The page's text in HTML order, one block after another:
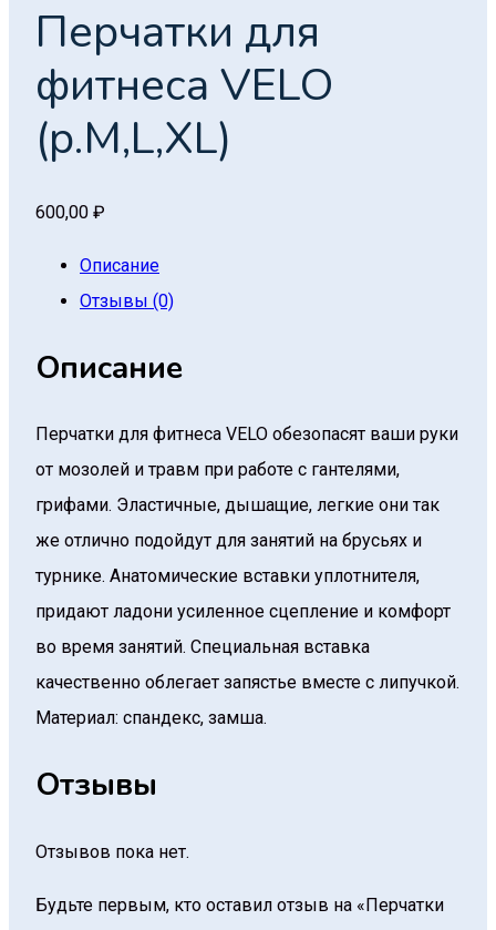
Перчатки для
фитнеса VELO
(р.M,L,XL)
600,00 ₽
Описание
Отзывы (0)
Описание
Перчатки для фитнеса VELO обезопасят ваши руки
от мозолей и травм при работе с гантелями,
грифами. Эластичные, дышащие, легкие они так
же отлично подойдут для занятий на брусьях и
турнике. Анатомические вставки уплотнителя,
придают ладони усиленное сцепление и комфорт
во время занятий. Специальная вставка
качественно облегает запястье вместе с липучкой.
Материал: спандекс, замша.
Отзывы
Отзывов пока нет.
Будьте первым, кто оставил отзыв на «Перчатки